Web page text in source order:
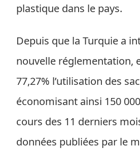
plastique dans le pays.
Depuis que la Turquie a
nouvelle réglementation,
77,27% l’utilisation des
économisant ainsi 150
cours des 11 derniers
données publiées par le